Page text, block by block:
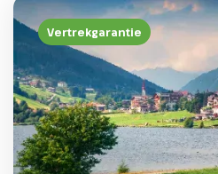
Vertrekgarantie